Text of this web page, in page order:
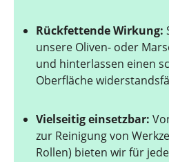
Rückfettende Wirkung:
unsere Oliven- oder
und hinterlassen einen
Oberfläche
Vielseitig einsetzbar:
zur Reinigung von
Rollen) bieten wir für